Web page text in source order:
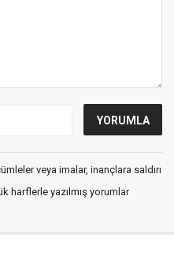
veya imalar, inançlara saldırı
harflerle yazılmış yorumlar